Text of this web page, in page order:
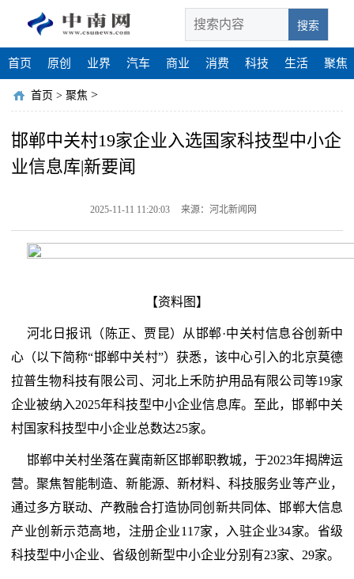
搜索
首页 原创 业界 汽车 商业 消费 科技 生活 聚焦
首页 > 聚焦 >
邯郸中关村19家企业入选国家科技型中小企
业信息库|新要闻
2025-11-11 11:20:03 来源：河北新闻网
【资料图】
河北日报讯（陈正、贾昆）从邯郸·中关村信息谷创新中
心（以下简称“邯郸中关村”）获悉，该中心引入的北京莫德
拉普生物科技有限公司、河北上禾防护用品有限公司等19家
企业被纳入2025年科技型中小企业信息库。至此，邯郸中关
村国家科技型中小企业总数达25家。
邯郸中关村坐落在冀南新区邯郸职教城，于2023年揭牌运
营。聚焦智能制造、新能源、新材料、科技服务业等产业，
通过多方联动、产教融合打造协同创新共同体、邯郸大信息
产业创新示范高地，注册企业117家，入驻企业34家。省级
科技型中小企业、省级创新型中小企业分别有23家、29家。